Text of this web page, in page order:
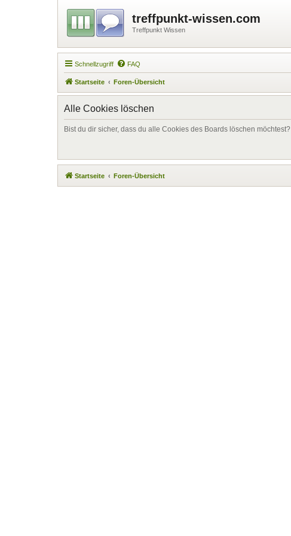
treffpunkt-wissen.com
Treffpunkt Wissen
Schnellzugriff FAQ
Startseite Foren-Übersicht
Alle Cookies löschen
Bist du dir sicher, dass du alle Cookies des Boards löschen möchtest?
Startseite Foren-Übersicht